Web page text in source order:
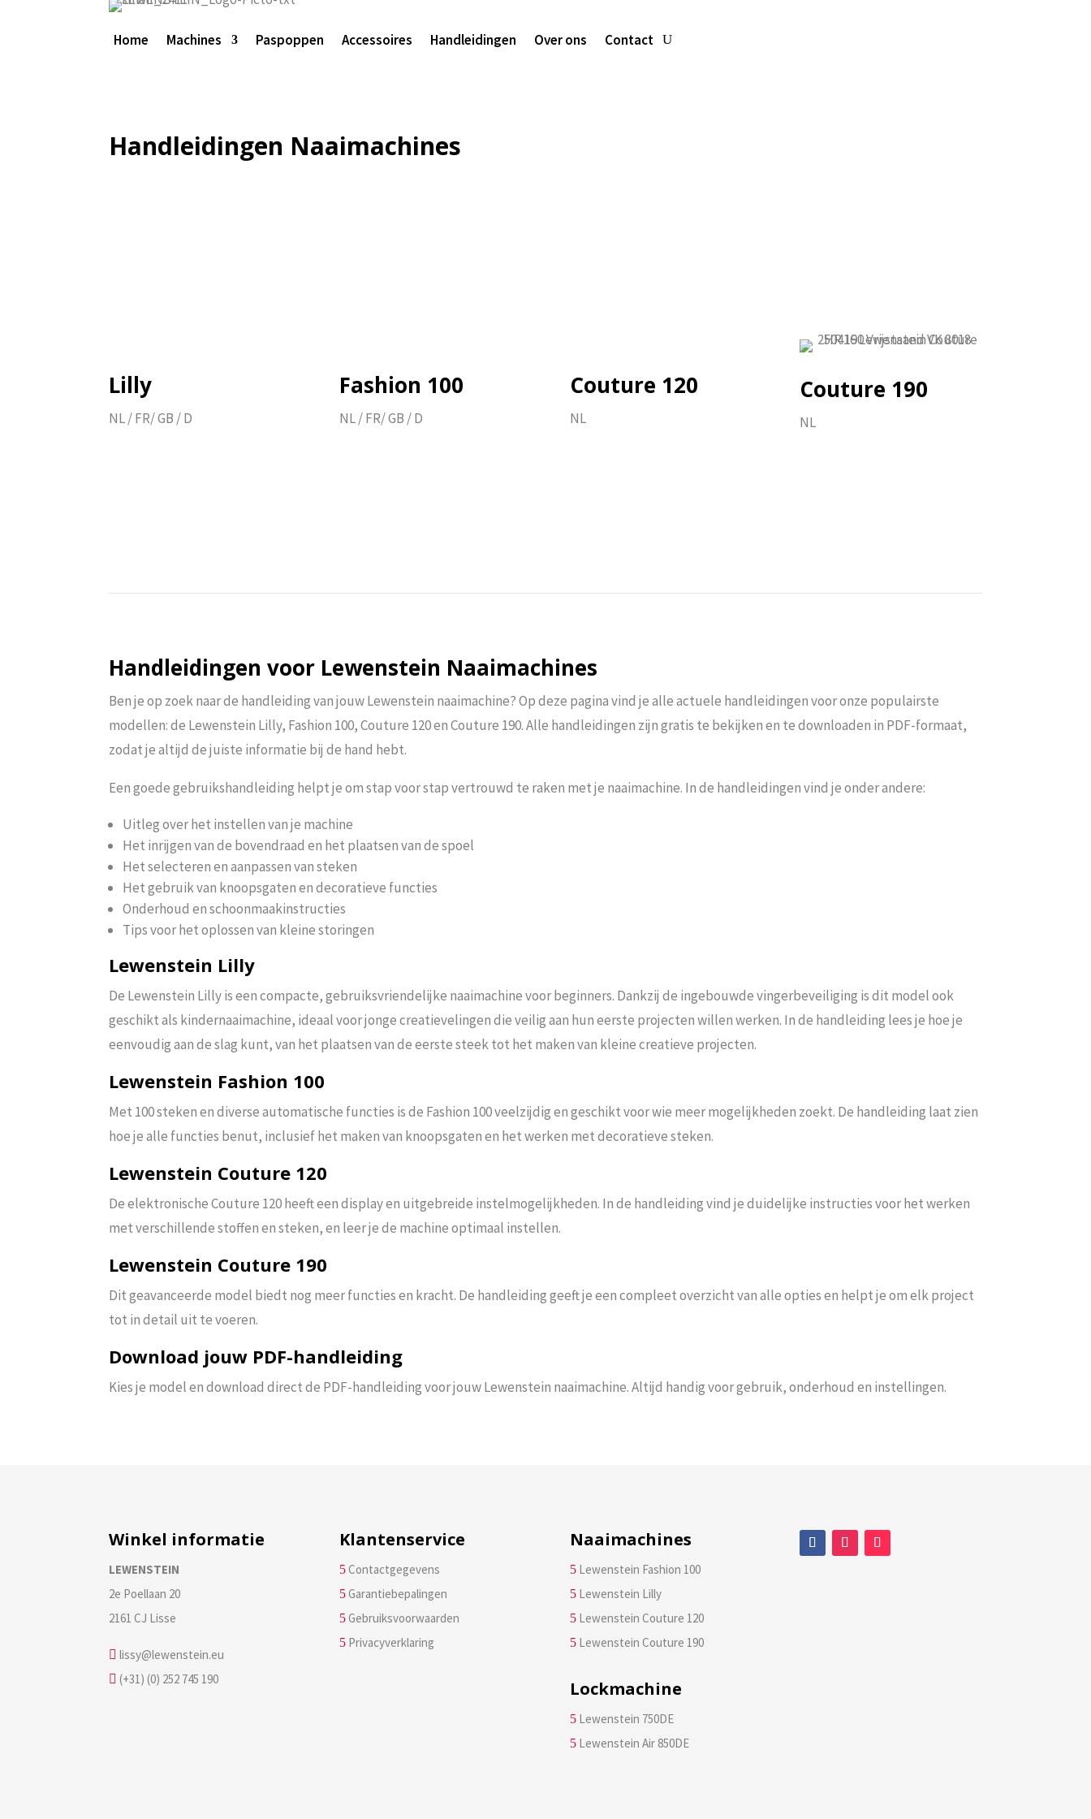
Home Machines Paspoppen Accessoires Handleidingen Over ons Contact
Handleidingen Naaimachines
Lilly
NL / FR/ GB / DDownload hier
Fashion 100
NL / FR/ GB / D
NL / FR/ GB / D
Download hier
Couture 120
NL
Couture 190
NL
Couture 190
Handleidingen voor Lewenstein Naaimachines
Ben je op zoek naar de handleiding van jouw Lewenstein naaimachine? Op deze pagina vind je alle actuele handleidingen voor onze populairste
modellen: de Lewenstein Lilly, Fashion 100, Couture 120 en Couture 190. Alle handleidingen zijn gratis te bekijken en te downloaden in PDF-formaat,
zodat je altijd de juiste informatie bij de hand hebt.
Een goede gebruikshandleiding helpt je om stap voor stap vertrouwd te raken met je naaimachine. In de handleidingen vind je onder andere:
Uitleg over het instellen van je machine
Het inrijgen van de bovendraad en het plaatsen van de spoel
Het selecteren en aanpassen van steken
Het gebruik van knoopsgaten en decoratieve functies
Onderhoud en schoonmaakinstructies
Tips voor het oplossen van kleine storingen
Lewenstein Lilly
De Lewenstein Lilly is een compacte, gebruiksvriendelijke naaimachine voor beginners. Dankzij de ingebouwde vingerbeveiliging is dit model ook
geschikt als kindernaaimachine, ideaal voor jonge creatievelingen die veilig aan hun eerste projecten willen werken. In de handleiding lees je hoe je
eenvoudig aan de slag kunt, van het plaatsen van de eerste steek tot het maken van kleine creatieve projecten.
Lewenstein Fashion 100
Met 100 steken en diverse automatische functies is de Fashion 100 veelzijdig en geschikt voor wie meer mogelijkheden zoekt. De handleiding laat zien
hoe je alle functies benut, inclusief het maken van knoopsgaten en het werken met decoratieve steken.
Lewenstein Couture 120
De elektronische Couture 120 heeft een display en uitgebreide instelmogelijkheden. In de handleiding vind je duidelijke instructies voor het werken
met verschillende stoffen en steken, en leer je de machine optimaal instellen.
Lewenstein Couture 190
Dit geavanceerde model biedt nog meer functies en kracht. De handleiding geeft je een compleet overzicht van alle opties en helpt je om elk project
tot in detail uit te voeren.
Download jouw PDF-handleiding
Kies je model en download direct de PDF-handleiding voor jouw Lewenstein naaimachine. Altijd handig voor gebruik, onderhoud en instellingen.
Winkel informatie
LEWENSTEIN
2e Poellaan 20
2161 CJ Lisse
 lissy@lewenstein.eu
 (+31) (0) 252 745 190
Klantenservice
5Contactgegevens
5Garantiebepalingen
5Gebruiksvoorwaarden
5 Privacyverklaring
Naaimachines
5 Lewenstein Fashion 100
5 Lewenstein Lilly
5 Lewenstein Couture 120
5 Lewenstein Couture 190
Lockmachine
5 Lewenstein 750DE
5 Lewenstein Air 850DE